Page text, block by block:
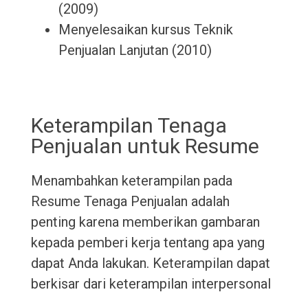
(2009)
Menyelesaikan kursus Teknik
Penjualan Lanjutan (2010)
Keterampilan Tenaga
Penjualan untuk Resume
Menambahkan keterampilan pada
Resume Tenaga Penjualan adalah
penting karena memberikan gambaran
kepada pemberi kerja tentang apa yang
dapat Anda lakukan. Keterampilan dapat
berkisar dari keterampilan interpersonal